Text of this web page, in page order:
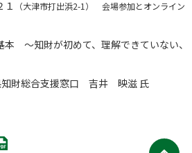
（大津市打出浜2-1） 会場参加とオンライン
知財が初めて、理解できていない、
総合支援窓口 吉井 映滋 氏